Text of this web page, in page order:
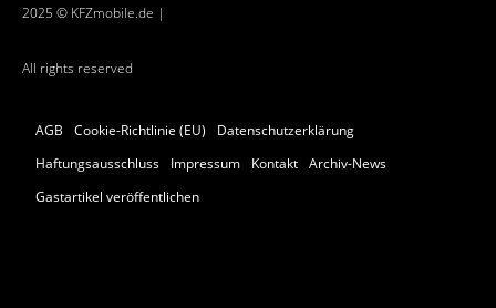
2025 © KFZmobile.de |
All rights reserved
AGB Cookie-Richtlinie (EU)
Datenschutzerklärung
Haftungsausschluss
Impressum Kontakt Archiv-News
Gastartikel veröffentlichen